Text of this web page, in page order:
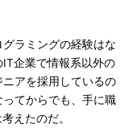
ラミングの経験はな
企業で情報系以外の
アを採用しているの
てからでも、手に職
えたのだ。